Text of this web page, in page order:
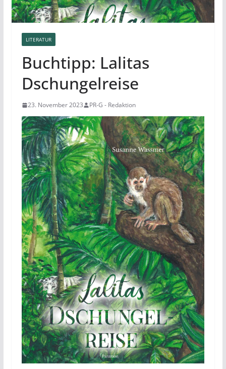
LITERATUR
Buchtipp: Lalitas
Dschungelreise
23. November 2023 PR-G - Redaktion